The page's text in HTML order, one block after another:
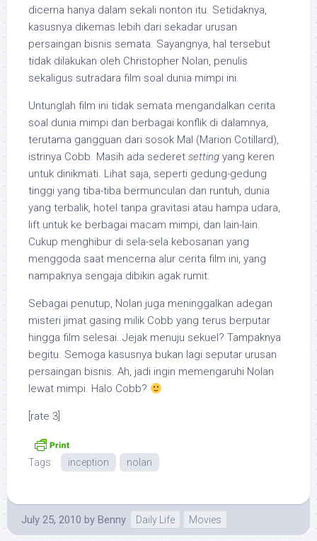
dicerna hanya dalam sekali nonton itu. Setidaknya,
kasusnya dikemas lebih dari sekadar urusan
persaingan bisnis semata. Sayangnya, hal tersebut
tidak dilakukan oleh Christopher Nolan, penulis
sekaligus sutradara film soal dunia mimpi ini.
Untunglah film ini tidak semata mengandalkan cerita
soal dunia mimpi dan berbagai konflik di dalamnya,
terutama gangguan dari sosok Mal (Marion Cotillard),
istrinya Cobb. Masih ada sederet setting yang keren
untuk dinikmati. Lihat saja, seperti gedung-gedung
tinggi yang tiba-tiba bermunculan dan runtuh, dunia
yang terbalik, hotel tanpa gravitasi atau hampa udara,
lift untuk ke berbagai macam mimpi, dan lain-lain.
Cukup menghibur di sela-sela kebosanan yang
menggoda saat mencerna alur cerita film ini, yang
nampaknya sengaja dibikin agak rumit.
Sebagai penutup, Nolan juga meninggalkan adegan
misteri jimat gasing milik Cobb yang terus berputar
hingga film selesai. Jejak menuju sekuel? Tampaknya
begitu. Semoga kasusnya bukan lagi seputar urusan
persaingan bisnis. Ah, jadi ingin memengaruhi Nolan
lewat mimpi. Halo Cobb?
[rate 3]
Tags: inception nolan
July 25, 2010 by Benny Daily Life Movies